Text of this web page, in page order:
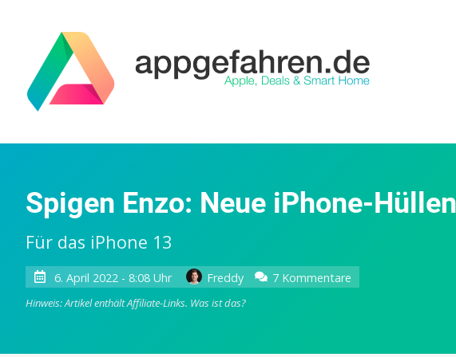
Spigen Enzo: Neue iPhone-
Für das iPhone 13
6. April 2022 - 8:08 Uhr Freddy 7 Kommentare
Hinweis: Artikel enthält Affiliate-Links. Was ist das?